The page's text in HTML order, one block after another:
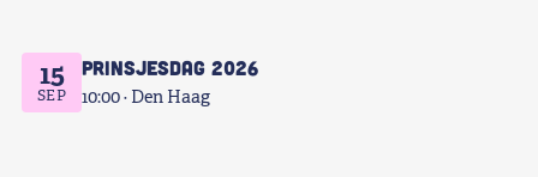
15
SEP
Prinsjesdag 2026
10:00 Den Haag